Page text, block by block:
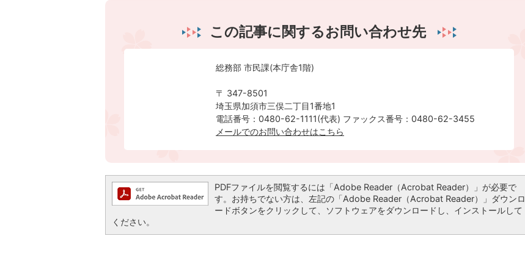
この記事に関するお問い合わせ先
総務部 市民課(本庁舎1階)
〒 347-8501
埼玉県加須市三俣二丁目1番地1
電話番号：0480-62-1111(代表) ファックス番号：0480-62-3455
メールでのお問い合わせはこちら
PDFファイルを閲覧するには「Adobe Reader（Acrobat Reader）」が必要で
す。お持ちでない方は、左記の「Adobe Reader（Acrobat Reader）」ダウンロ
ードボタンをクリックして、ソフトウェアをダウンロードし、インストールして
ください。